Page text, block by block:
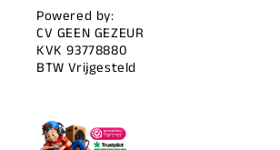
Powered by:
CV GEEN GEZEUR
KVK 93778880
BTW Vrijgesteld